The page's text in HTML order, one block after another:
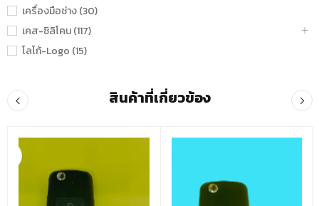
เครื่องมือช่าง (30)
เคส-ซิลิโคน (117)
โลโก้-Logo (15)
สินค้าที่เกี่ยวข้อง